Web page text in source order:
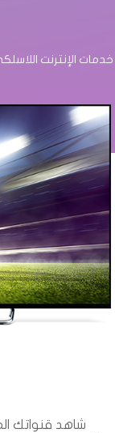
خدمات الإنترنت
شاهد قنواتك